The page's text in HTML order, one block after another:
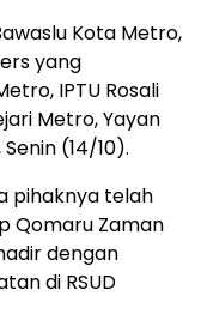
Kota Metro,
yang
IPTU Rosali
Metro, Yayan
(14/10).
pihaknya telah
Qomaru Zaman
dengan
di RSUD